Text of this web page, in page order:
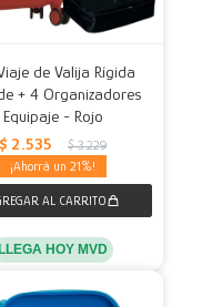
de Valija Rígida
+ 4 Organizadores
Equipaje - Rojo
$ 2.535 $ 3.229
21
LLEGA HOY MVD